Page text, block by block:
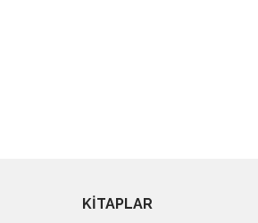
KİTAPLAR